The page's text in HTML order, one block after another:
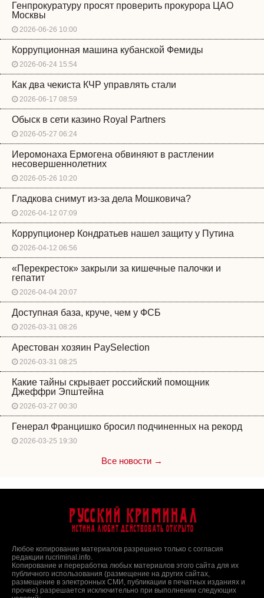
Генпрокуратуру просят проверить прокурора ЦАО
Москвы
2026-06-26 10:00
Коррупционная машина кубанской Фемиды
2026-06-24 15:54
Как два чекиста КЧР управлять стали
2026-06-17 08:59
Обыск в сети казино Royal Partners
2026-05-27 06:24
Иеромонаха Ермогена обвиняют в растлении
несовершеннолетних
2026-05-26 10:20
Гладкова снимут из-за дела Мошковича?
2026-04-12 07:09
Коррупционер Кондратьев нашел защиту у Путина
2026-04-12 06:56
«Перекресток» закрыли за кишечные палочки и
гепатит
2026-04-04 20:07
Доступная база, круче, чем у ФСБ
2026-03-31 08:26
Арестован хозяин PaySelection
2026-03-31 08:25
Какие тайны скрывает российский помощник
Джеффри Эпштейна
2026-03-27 00:30
Генерал Францишко бросил подчиненных на рекорд
2026-03-25 19:30
Все новости →
Русский Криминал
Истина любит действовать открыто
Любое копирование материалов разрешено только с согласия
редакции rucriminal.info.
Копирование и переработка любых материалов этого сайта для их
публичного использования (размещение на других сайтах,
размещение в электронных СМИ, публикации в печатных изданиях и
прочее) разрешается исключительно при выполнении следующих